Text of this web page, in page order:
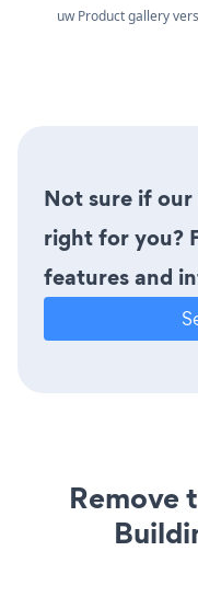
uw Product gallery
Not sure if
right for you?
features and
Remove